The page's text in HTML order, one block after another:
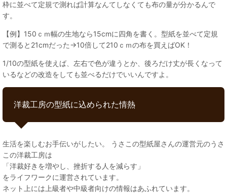
枠に並べて定規で測れば計算なんてしなくても布の量が分かるんで
す。
【例】150ｃｍ幅の生地なら15cmに四角を書く。型紙を並べて定規
で測ると21cmだった→10倍して210ｃｍの布を買えばOK！
1/10の型紙を使えば、左右で色が違うとか、後ろだけ丈が長くなって
いるなどの改造をしても並べるだけでいいんですよ。
洋裁工房の型紙に込められた情熱
生活を楽しむお手伝いがしたい。 うさこの型紙屋さんの運営元のうさ
この洋裁工房は
「洋裁好きを増やし、挫折する人を減らす」
をライフワークに運営されています。
ネット上には上級者や中級者向けの情報はあふれています。